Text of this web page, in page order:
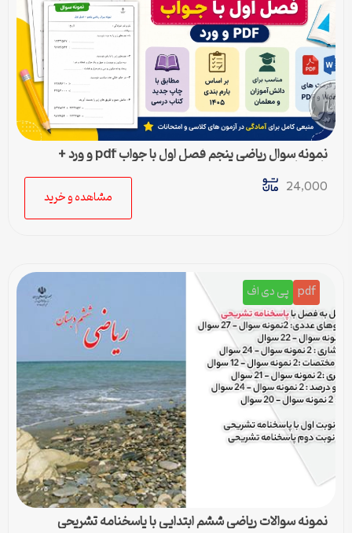
نمونه سوال ریاضی پنجم فصل اول با جواب pdf و ورد +
پاسخنامه
24,000
مشاهده و خرید
pdf پی دی اف
نمونه سوالات ریاضی ششم ابتدایی با پاسخنامه تشریحی